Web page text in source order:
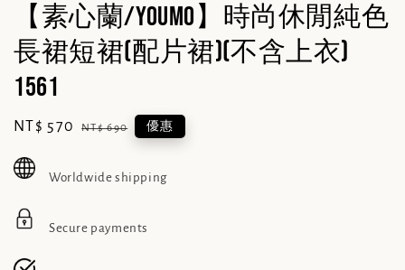
【素心蘭/YOUMO】時尚休閒純色
長裙短裙(配片裙)(不含上衣)
1561
Sale
NT$ 570 Regular
NT$ 690 優惠
Worldwide shipping
Secure payments